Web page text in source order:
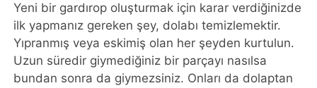
Yeni bir gardırop oluşturmak için karar verdiğinizde
ilk yapmanız gereken şey, dolabı temizlemektir.
Yıpranmış veya eskimiş olan her şeyden kurtulun.
Uzun süredir giymediğiniz bir parçayı nasılsa
bundan sonra da giymezsiniz. Onları da dolaptan